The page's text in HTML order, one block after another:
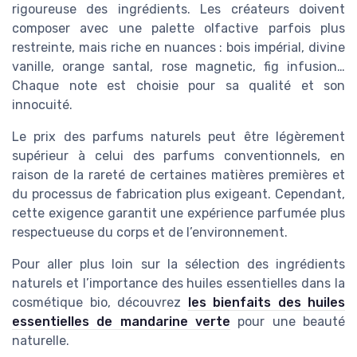
rigoureuse des ingrédients. Les créateurs doivent
composer avec une palette olfactive parfois plus
restreinte, mais riche en nuances : bois impérial, divine
vanille, orange santal, rose magnetic, fig infusion…
Chaque note est choisie pour sa qualité et son
innocuité.
Le prix des parfums naturels peut être légèrement
supérieur à celui des parfums conventionnels, en
raison de la rareté de certaines matières premières et
du processus de fabrication plus exigeant. Cependant,
cette exigence garantit une expérience parfumée plus
respectueuse du corps et de l’environnement.
Pour aller plus loin sur la sélection des ingrédients
naturels et l’importance des huiles essentielles dans la
cosmétique bio, découvrez les bienfaits des huiles
essentielles de mandarine verte pour une beauté
naturelle.